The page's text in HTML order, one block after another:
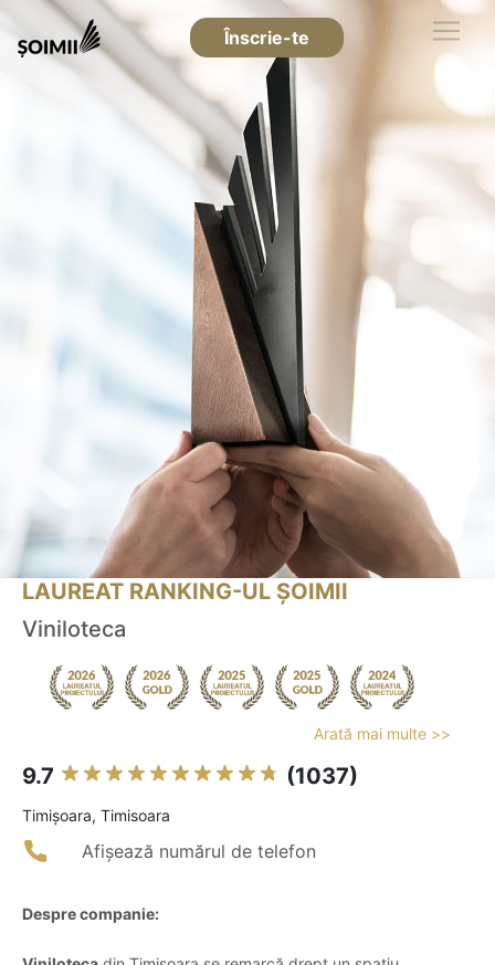
Înscrie-te
LAUREAT RANKING-UL ȘOIMII
Viniloteca
Arată mai multe >>
9.7 (1037)
Timişoara, Timisoara
Afișează numărul de telefon
Despre companie: